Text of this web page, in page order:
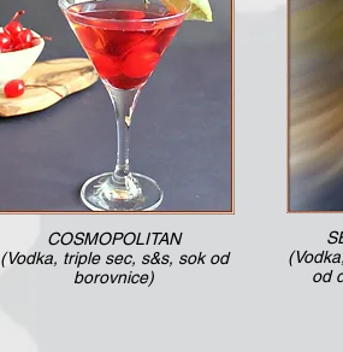
COSMOPOLITAN
(Vodka, triple sec, s&s, sok od
borovnice)
od